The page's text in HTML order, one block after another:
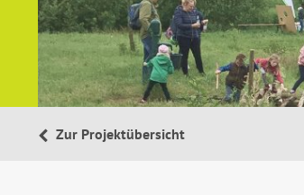
Zur Projektübersicht